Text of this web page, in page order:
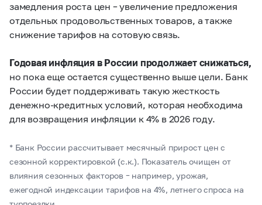
замедления роста цен – увеличение предложения
отдельных продовольственных товаров, а также
снижение тарифов на сотовую связь.
Годовая инфляция в России продолжает снижаться,
но пока еще остается существенно выше цели. Банк
России будет поддерживать такую жесткость
денежно-кредитных условий, которая необходима
для возвращения инфляции к 4% в 2026 году.
* Банк России рассчитывает месячный прирост цен с
сезонной корректировкой (с.к.). Показатель очищен от
влияния сезонных факторов – например, урожая,
ежегодной индексации тарифов на 4%, летнего спроса на